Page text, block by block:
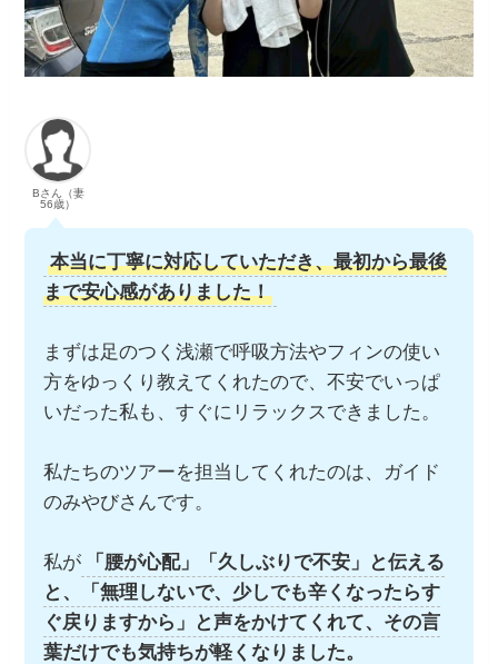
Bさん（妻
56歳）
本当に丁寧に対応していただき、最初から最後
まで安心感がありました！
まずは足のつく浅瀬で呼吸方法やフィンの使い
方をゆっくり教えてくれたので、不安でいっぱ
いだった私も、すぐにリラックスできました。
私たちのツアーを担当してくれたのは、ガイド
のみやびさんです。
私が
「腰が心配」「久しぶりで不安」と伝える
と、「無理しないで、少しでも辛くなったらす
ぐ戻りますから」と声をかけてくれて、その言
葉だけでも気持ちが軽くなりました。